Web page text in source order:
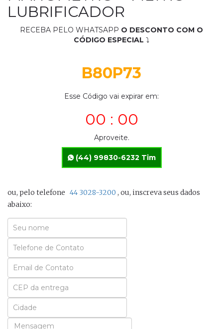
LUBRIFICADOR
RECEBA PELO WHATSAPP O DESCONTO COM O
CÓDIGO ESPECIAL ⤵
B80P73
Esse Código vai expirar em:
00 : 00
Aproveite.
(44) 99830-6232 Tim
ou, pelo telefone 44 3028-3200 , ou, inscreva seus dados
abaixo:
Seu
Nome
Seu
Email